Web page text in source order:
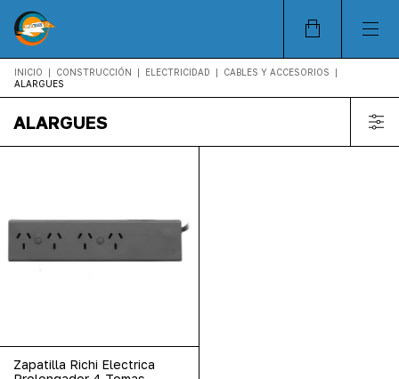
INICIO | CONSTRUCCIÓN | ELECTRICIDAD | CABLES Y ACCESORIOS
|
ALARGUES
ALARGUES
Zapatilla Richi Electrica